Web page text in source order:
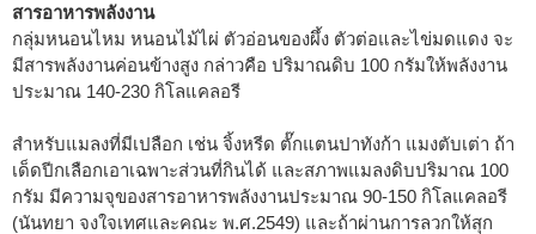
สารอาหารพลังงาน
กลุ่มหนอนไหม หนอนไม้ไผ่ ตัวอ่อนของผึ้ง ตัวต่อและไข่มดแดง จะ
มีสารพลังงานค่อนข้างสูง กล่าวคือ ปริมาณดิบ 100 กรัมให้พลังงาน
ประมาณ 140-230 กิโลแคลอรี
สำหรับแมลงที่มีเปลือก เช่น จิ้งหรีด ตั๊กแตนปาทังก้า แมงตับเต่า ถ้า
เด็ดปีกเลือกเอาเฉพาะส่วนที่กินได้ และสภาพแมลงดิบปริมาณ 100
กรัม มีความจุของสารอาหารพลังงานประมาณ 90-150 กิโลแคลอรี
(นันทยา จงใจเทศและคณะ พ.ศ.2549) และถ้าผ่านการลวกให้สุก